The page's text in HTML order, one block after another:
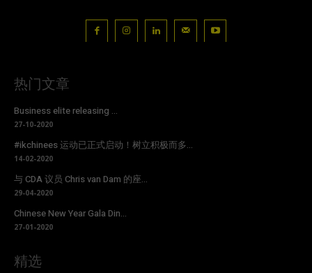
热门文章
Business elite releasing ...
27-10-2020
#ikchinees 运动已正式启动！树立积极而多...
14-02-2020
与 CDA 议员 Chris van Dam 的座...
29-04-2020
Chinese New Year Gala Din...
27-01-2020
精选